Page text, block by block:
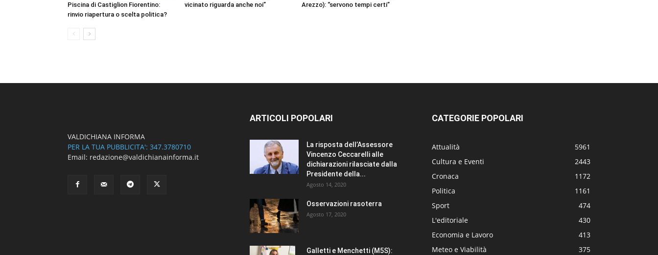
Piscina di Castiglion Fiorentino:
rinvio riapertura o scelta politica?
vicinato riguarda anche noi”
Arezzo): “servono tempi certi”
VALDICHIANA INFORMA
PER LA TUA PUBBLICITA': 347.3780710
Email: redazione@valdichianainforma.it
ARTICOLI POPOLARI
La risposta dell’Assessore
Vincenzo Ceccarelli alle
dichiarazioni rilasciate dalla
Presidente della...
Agosto 14, 2020
Osservazioni rasoterra
Agosto 17, 2020
Galletti e Menchetti (M5S):
CATEGORIE POPOLARI
Attualità
5961
Cultura e Eventi
2443
Cronaca
1172
Politica
1161
Sport
474
L'editoriale
430
Economia e Lavoro
413
Meteo e Viabilità
375